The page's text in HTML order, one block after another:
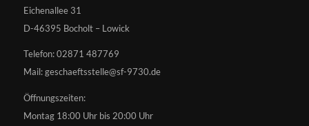
Eichenallee 31
D-46395 Bocholt – Lowick
Telefon: 02871 487769
Mail: geschaeftsstelle@sf-9730.de
Öffnungszeiten:
Montag 18:00 Uhr bis 20:00 Uhr